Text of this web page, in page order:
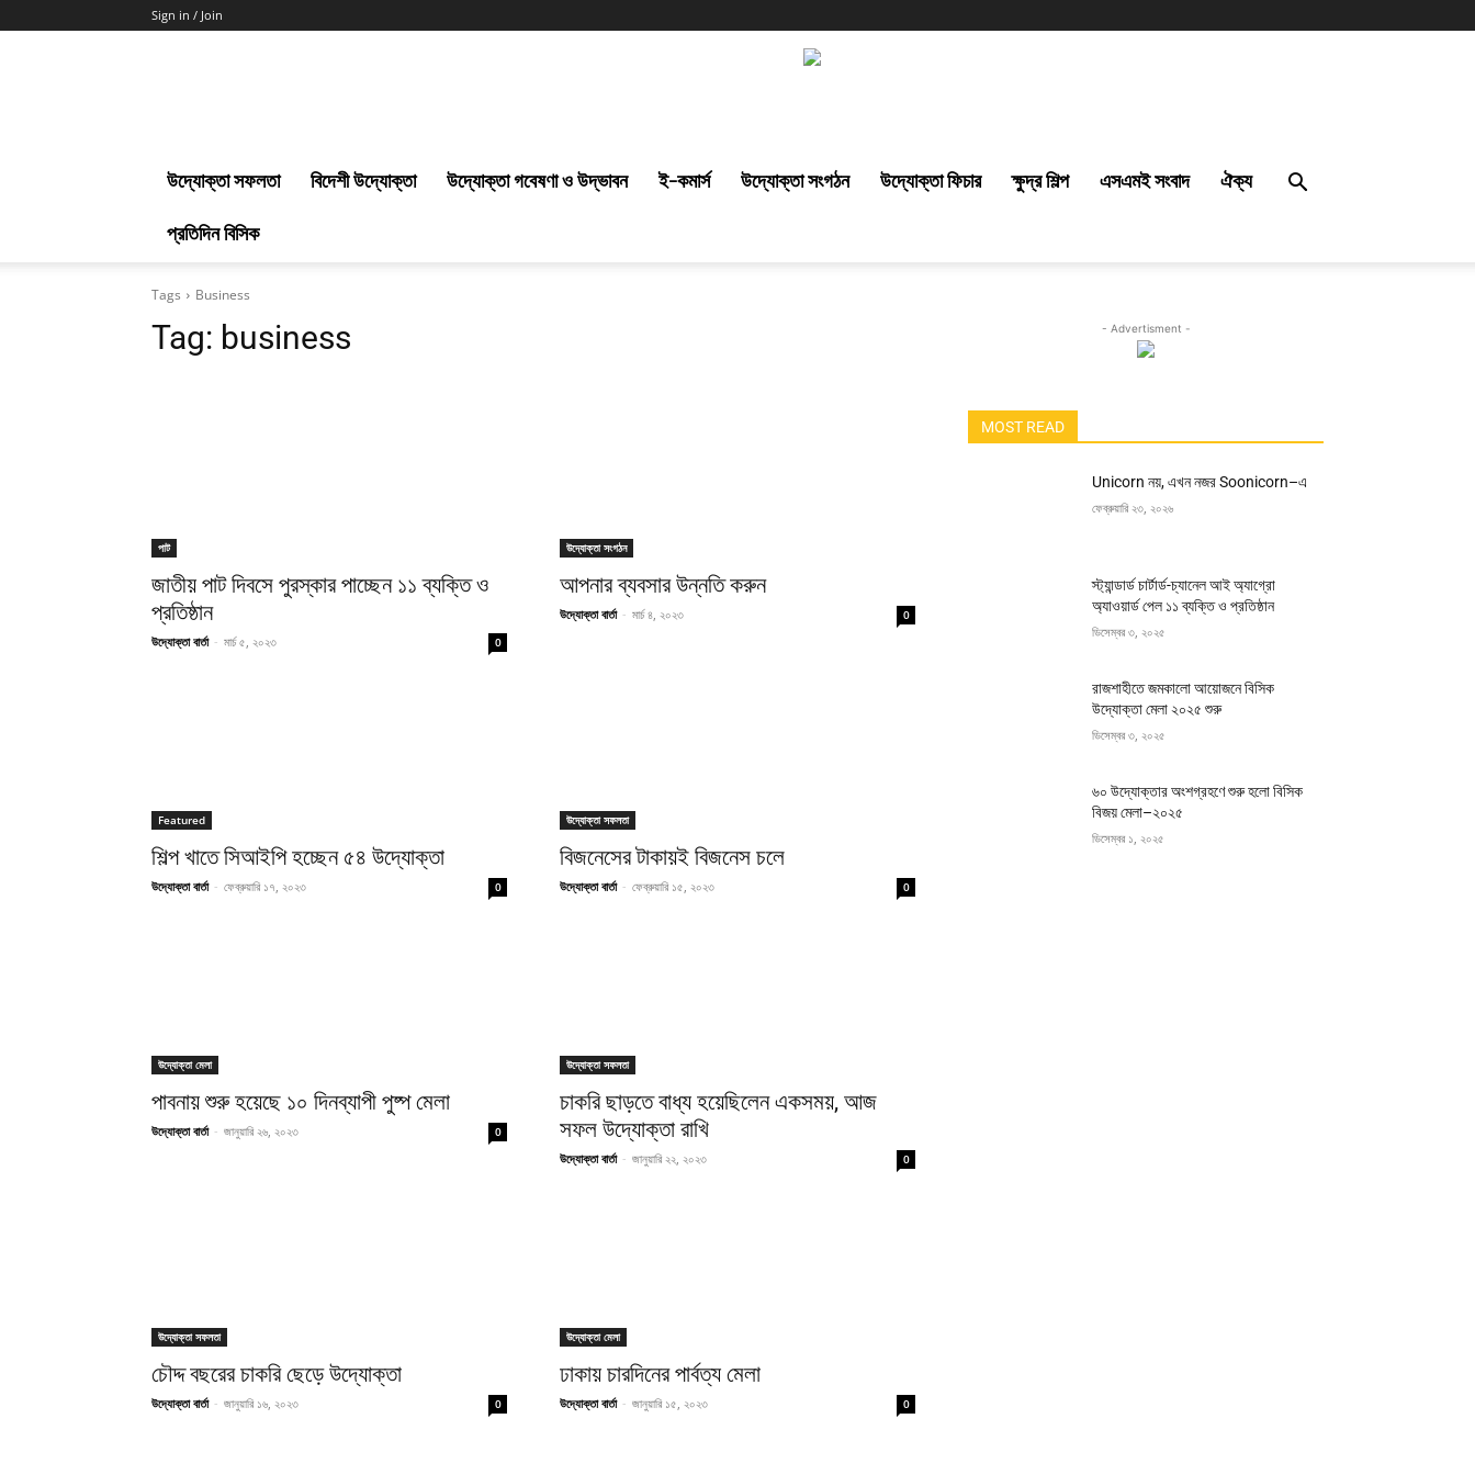
Sign in / Join
উদ্যোক্তা সফলতা বিদেশী উদ্যোক্তা উদ্যোক্তা গবেষণা ও উদ্ভাবন ই-কমার্স উদ্যোক্তা সংগঠন উদ্যোক্তা ফিচার ক্ষুদ্র শিল্প এসএমই সংবাদ ঐক্য
প্রতিদিন বিসিক
Tags Business
Tag: business
পাট
জাতীয় পাট দিবসে পুরস্কার পাচ্ছেন ১১ ব্যক্তি ও
প্রতিষ্ঠান
উদ্যোক্তা বার্তা - মার্চ ৫, ২০২৩ 0
উদ্যোক্তা সংগঠন
আপনার ব্যবসার উন্নতি করুন
উদ্যোক্তা বার্তা - মার্চ ৪, ২০২৩ 0
Featured
শিল্প খাতে সিআইপি হচ্ছেন ৫৪ উদ্যোক্তা
উদ্যোক্তা বার্তা - ফেব্রুয়ারি ১৭, ২০২৩ 0
উদ্যোক্তা সফলতা
বিজনেসের টাকায়ই বিজনেস চলে
উদ্যোক্তা বার্তা - ফেব্রুয়ারি ১৫, ২০২৩ 0
উদ্যোক্তা মেলা
পাবনায় শুরু হয়েছে ১০ দিনব্যাপী পুষ্প মেলা
উদ্যোক্তা বার্তা - জানুয়ারি ২৬, ২০২৩ 0
উদ্যোক্তা সফলতা
চাকরি ছাড়তে বাধ্য হয়েছিলেন একসময়, আজ
সফল উদ্যোক্তা রাখি
উদ্যোক্তা বার্তা - জানুয়ারি ২২, ২০২৩ 0
উদ্যোক্তা সফলতা
চৌদ্দ বছরের চাকরি ছেড়ে উদ্যোক্তা
উদ্যোক্তা বার্তা - জানুয়ারি ১৬, ২০২৩ 0
উদ্যোক্তা মেলা
ঢাকায় চারদিনের পার্বত্য মেলা
উদ্যোক্তা বার্তা - জানুয়ারি ১৫, ২০২৩ 0
- Advertisment -
MOST READ
Unicorn নয়, এখন নজর Soonicorn–এ
ফেব্রুয়ারি ২৩, ২০২৬
স্ট্যান্ডার্ড চার্টার্ড-চ্যানেল আই অ্যাগ্রো
অ্যাওয়ার্ড পেল ১১ ব্যক্তি ও প্রতিষ্ঠান
ডিসেম্বর ৩, ২০২৫
রাজশাহীতে জমকালো আয়োজনে বিসিক
উদ্যোক্তা মেলা ২০২৫ শুরু
ডিসেম্বর ৩, ২০২৫
৬০ উদ্যোক্তার অংশগ্রহণে শুরু হলো বিসিক
বিজয় মেলা–২০২৫
ডিসেম্বর ১, ২০২৫